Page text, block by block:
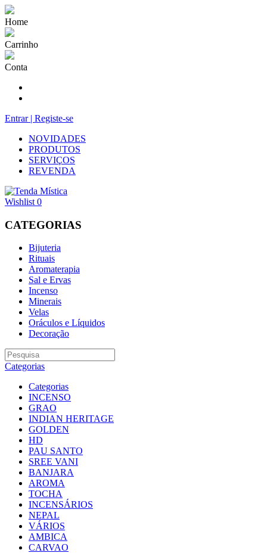
Home
Carrinho
Conta
Entrar | Registe-se
NOVIDADES
PRODUTOS
SERVIÇOS
REVENDA
Wishlist 0
CATEGORIAS
Bijuteria
Rituais
Aromaterapia
Sal e Ervas
Incenso
Minerais
Velas
Oráculos e Líquidos
Decoração
Categorias
Categorias
INCENSO
GRAO
INDIAN HERITAGE
GOLDEN
HD
PAU SANTO
SREE VANI
BANJARA
AROMA
TOCHA
INCENSÁRIOS
NEPAL
VÁRIOS
AMBICA
CARVAO